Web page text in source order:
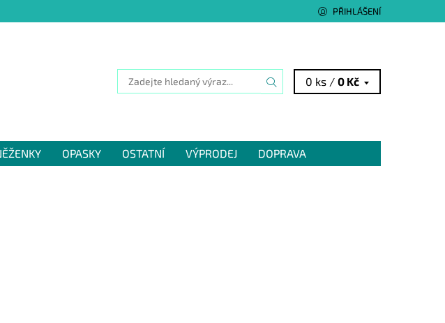
PŘIHLÁŠENÍ
0 ks /0 Kč
OPASKY OSTATNÍ VÝPRODEJ
DOPRAVA